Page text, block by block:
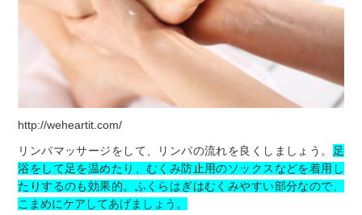
http://weheartit.com/
リンパマッサージをして、リンパの流れを良くしましょう。 足
浴をして足を温めたり、むくみ防止用のソックスなどを着用し
たりするのも効果的。ふくらはぎはむくみやすい部分なので、
こまめにケアしてあげましょう。